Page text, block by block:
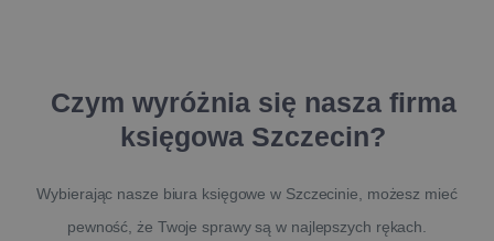
Czym wyróżnia się nasza firma
księgowa Szczecin?
Wybierając nasze biura księgowe w Szczecinie, możesz mieć
pewność, że Twoje sprawy są w najlepszych rękach.